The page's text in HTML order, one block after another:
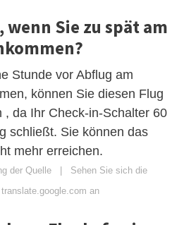
wenn Sie zu spät am
Stunde vor Abflug am
können Sie diesen Flug
, da Ihr Check-in-Schalter 60
schließt. Sie können das
mehr erreichen.
der Quelle | Sehen Sie sich die
an